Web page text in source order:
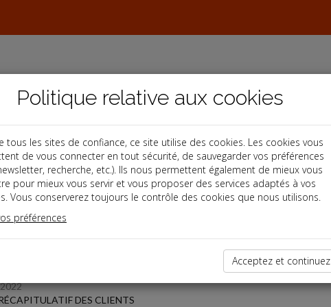
dernières dépêches
DES CLIENTS
Politique relative aux cookies
tous les sites de confiance, ce site utilise des cookies. Les cookies vous
de vous connecter en tout sécurité, de sauvegarder vos préférences
recherche, etc.). Ils nous permettent également de mieux vous
pour mieux vous servir et vous proposer des services adaptés à vos
Vous conserverez toujours le contrôle des cookies que nous utilisons.
préférences
Acceptez et continuez